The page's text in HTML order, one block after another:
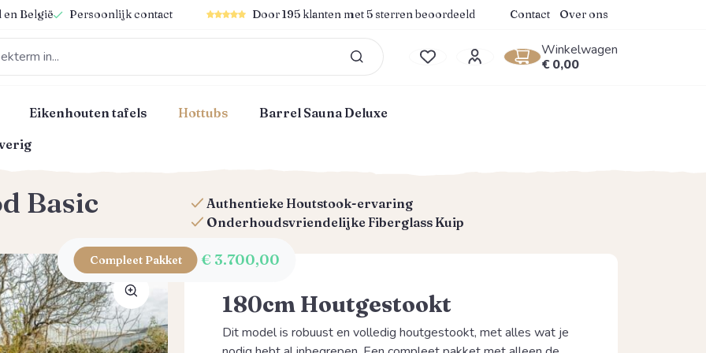
en België Persoonlijk contact Gemiddelde waardering van 4.9 van 5 sterren
Door 195 klanten met 5 sterren beoordeeld Contact Over ons
Je hebt 0 items op je verlanglijstje
Winkelwagen
€ 0,00Winkelwagentje
Eikenhouten tafels Hottubs
Barrel Sauna Deluxe
Basic
Authentieke Houtstook-ervaring
Onderhoudsvriendelijke Fiberglass Kuip
Compleet Pakket € 3.700,00
180cm Houtgestookt
Dit model is robuust en volledig houtgestookt, met alles wat je